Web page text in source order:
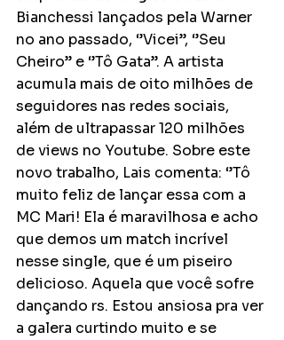
Bianchessi lançados pela Warner
no ano passado, ‘’Vicei’’, ‘’Seu
Cheiro’’ e ‘’Tô Gata’’. A artista
acumula mais de oito milhões de
seguidores nas redes sociais,
além de ultrapassar 120 milhões
de views no Youtube. Sobre este
novo trabalho, Lais comenta: ‘’Tô
muito feliz de lançar essa com a
MC Mari! Ela é maravilhosa e acho
que demos um match incrível
nesse single, que é um piseiro
delicioso. Aquela que você sofre
dançando rs. Estou ansiosa pra ver
a galera curtindo muito e se